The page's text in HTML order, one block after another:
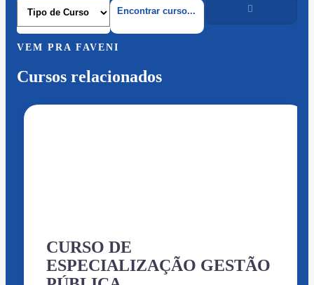
VEM PRA FAVENI
Cursos relacionados
CURSO DE
ESPECIALIZAÇÃO GESTÃO